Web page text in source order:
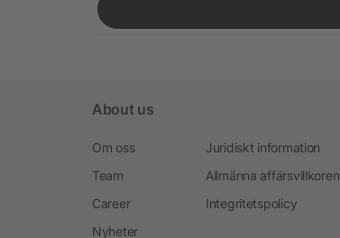
About us
Om oss
Team
Career
Nyheter
Juridiskt information
Allmänna affärsvillkoren
Integritetspolicy